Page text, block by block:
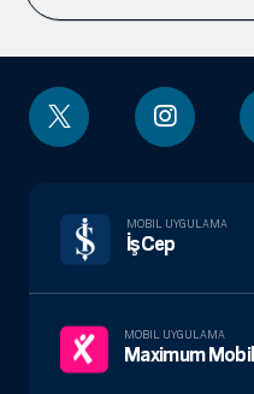
MOBIL UYGULAMA
İşCep
MOBIL UYGULAMA
Maximum Mobil